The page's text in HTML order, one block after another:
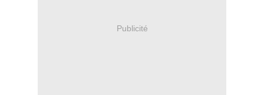
Publicité